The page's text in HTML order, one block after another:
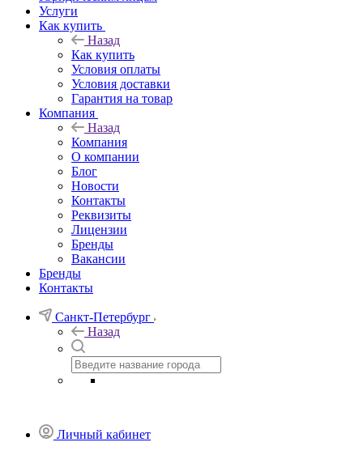
Услуги
Как купить
Назад
Как купить
Условия оплаты
Условия доставки
Гарантия на товар
Компания
Назад
Компания
О компании
Блог
Новости
Контакты
Реквизиты
Лицензии
Бренды
Вакансии
Бренды
Контакты
Санкт-Петербург
Назад
Личный кабинет